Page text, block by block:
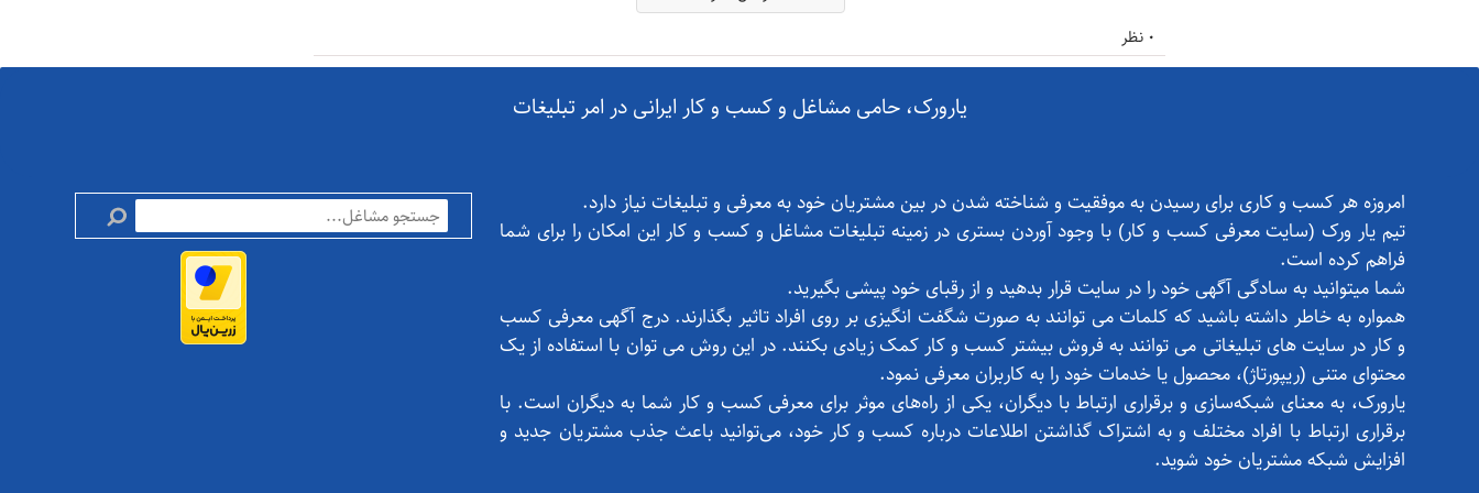
0 نظر
یارورک، حامی مشاغل و کسب و کار ایرانی در امر تبلیغات
امروزه هر کسب و کاری برای رسیدن به موفقیت و شناخته شدن در بین مشتریان خود به معرفی و تبلیغات نیاز دارد.
تیم یار ورک (سایت معرفی کسب و کار) با وجود آوردن بستری در زمینه تبلیغات مشاغل و کسب و کار این امکان را برای شما
فراهم کرده است.
شما میتوانید به سادگی آگهی خود را در سایت قرار بدهید و از رقبای خود پیشی بگیرید.
همواره به خاطر داشته باشید که کلمات می توانند به صورت شگفت انگیزی بر روی افراد تاثیر بگذارند. درج آگهی معرفی کسب
و کار در سایت های تبلیغاتی می توانند به فروش بیشتر کسب و کار کمک زیادی بکنند. در این روش می توان با استفاده از یک
محتوای متنی (ریپورتاژ)، محصول یا خدمات خود را به کاربران معرفی نمود.
یارورک، به معنای شبکه‌سازی و برقراری ارتباط با دیگران، یکی از راه‌های موثر برای معرفی کسب و کار شما به دیگران است. با
برقراری ارتباط با افراد مختلف و به اشتراک گذاشتن اطلاعات درباره کسب و کار خود، می‌توانید باعث جذب مشتریان جدید و
افزایش شبکه مشتریان خود شوید.